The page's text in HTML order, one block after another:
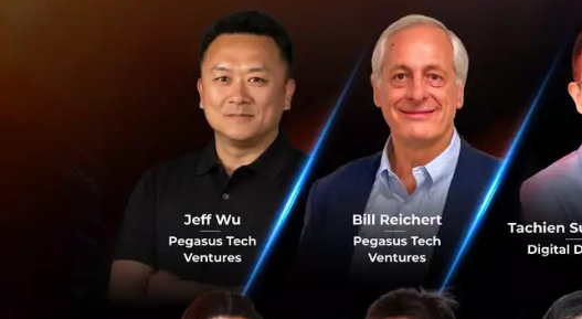
จากการระดมทุนในรอบล่าสุด
บาท รวมๆ แล้วนับตั้งแต่ก่อ
เลยทีเดียว
หลังจากเข้าซื้อกิจการของคู่
และเอเชียตะวันออกเฉียงใ
อรี่และสร้างความพึงพอใจใ